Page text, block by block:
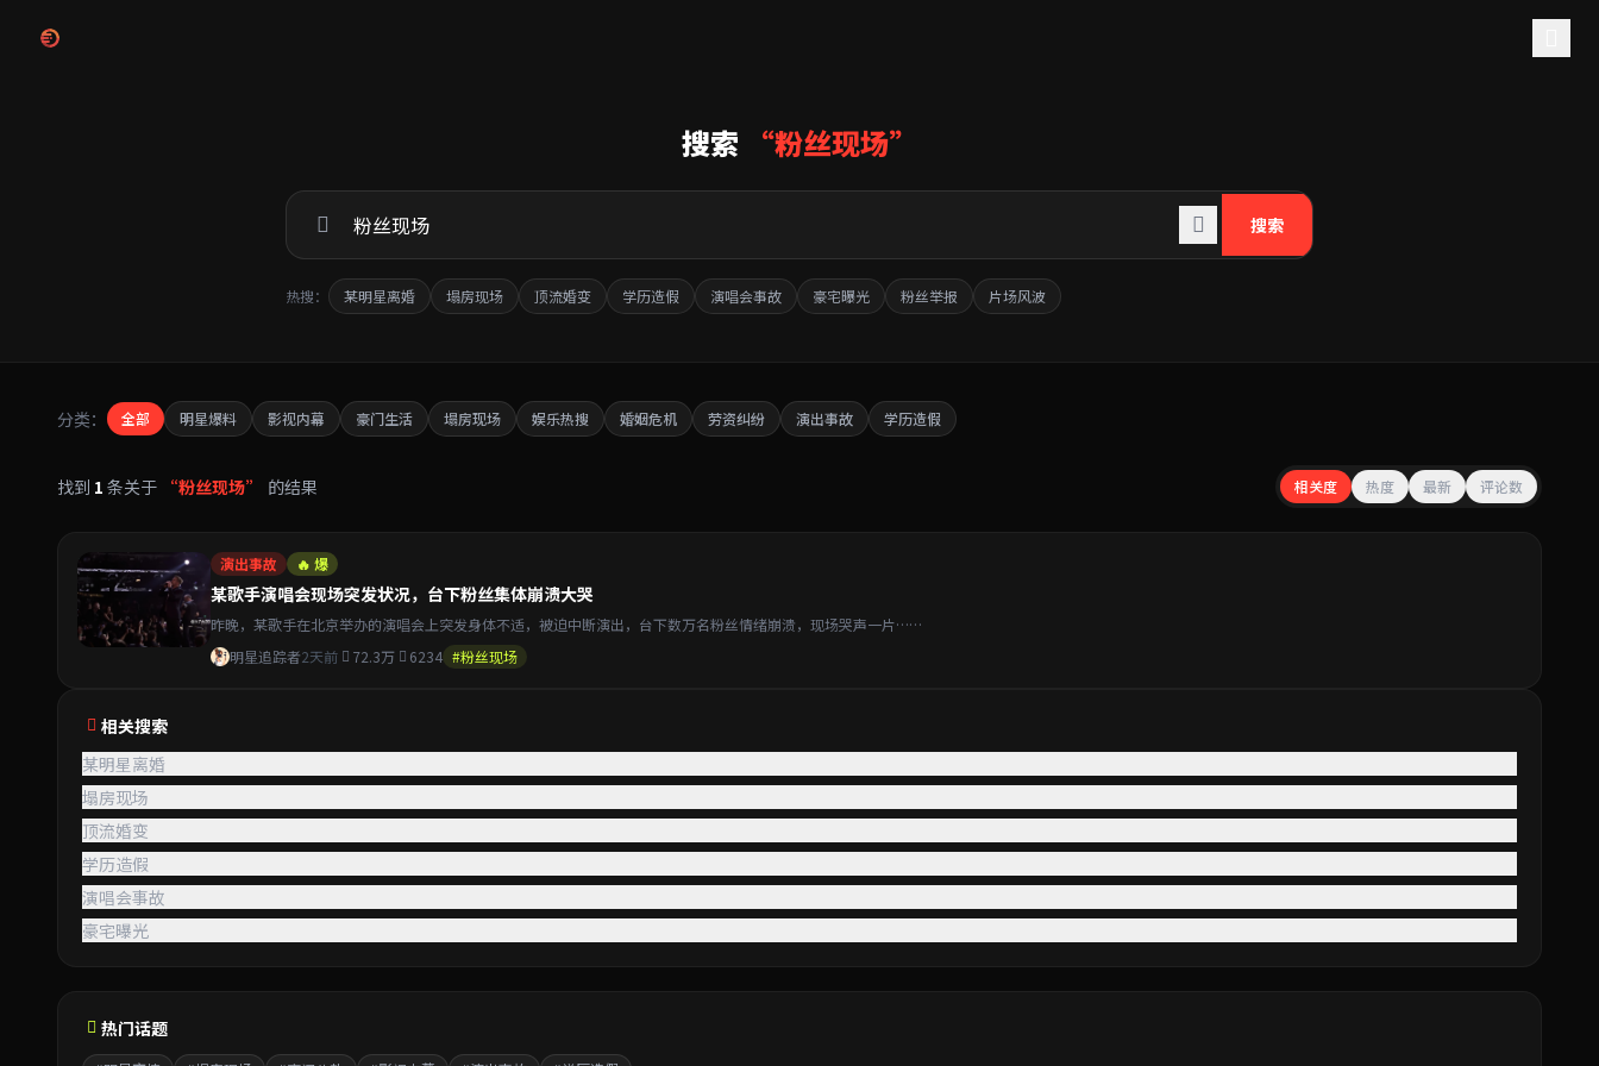
搜索 “粉丝现场”
搜索
热搜： 某明星离婚 塌房现场 顶流婚变 学历造假 演唱会事故 豪宅曝光 粉丝举报 片场风波
分类： 全部 明星爆料 影视内幕 豪门生活 塌房现场 娱乐热搜 婚姻危机 劳资纠纷 演出事故 学历造假
找到 1 条关于 “粉丝现场” 的结果 相关度 热度 最新 评论数
演出事故 🔥 爆
某歌手演唱会现场突发状况，台下粉丝集体崩溃大哭
昨晚，某歌手在北京举办的演唱会上突发身体不适，被迫中断演出，台下数万名粉丝情绪崩溃，现场哭声一片……
明星追踪者2天前 72.3万 6234 #粉丝现场
相关搜索
某明星离婚
塌房现场
顶流婚变
学历造假
演唱会事故
豪宅曝光
热门话题